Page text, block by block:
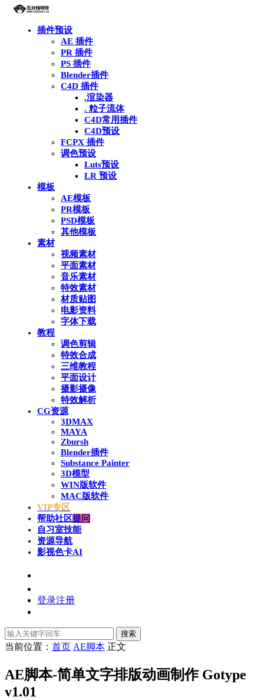
插件预设
AE 插件
PR 插件
PS 插件
Blender插件
C4D 插件
.渲染器
. 粒子流体
C4D常用插件
C4D预设
FCPX 插件
调色预设
Luts预设
LR 预设
模板
AE模板
PR模板
PSD模板
其他模板
素材
视频素材
平面素材
音乐素材
特效素材
材质贴图
电影资料
字体下载
教程
调色剪辑
特效合成
三维教程
平面设计
摄影摄像
特效解析
CG资源
3DMAX
MAYA
Zbursh
Blender插件
Substance Painter
3D模型
WIN版软件
MAC版软件
VIP专区
帮助社区提问
自习室技能
资源导航
影视色卡AI
登录注册
搜索
当前位置： 首页 AE脚本 正文
AE脚本-简单文字排版动画制作 Gotype
v1.01